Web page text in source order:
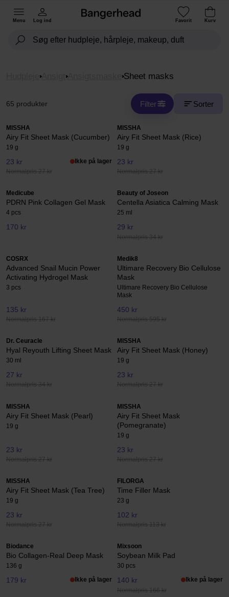
Menu Log ind Favorit Kurv
Ansigt Ansigtsmaske Sheet masks
65 produkter Filter Sorter
MISSHA
Airy Fit Sheet Mask (Cucumber)
19 g
23 kr
Normalpris 27 kr
Ikke på lager
MISSHA
Airy Fit Sheet Mask (Rice)
19 g
23 kr
Normalpris 27 kr
Medicube
PDRN Pink Collagen Gel Mask
4 pcs
170 kr
Beauty of Joseon
Centella Asiatica Calming Mask
25 ml
29 kr
Normalpris 34 kr
COSRX
Advanced Snail Mucin Power
Activating Hydrogel Mask
3 pcs
135 kr
Normalpris 167 kr
Medik8
Ultimare Recovery Bio Cellulose
Mask
Ultimare Recovery Bio Cellulose
Mask
450 kr
Normalpris 595 kr
Dr. Ceuracle
Hyal Reyouth Lifting Sheet Mask
30 ml
27 kr
Normalpris 34 kr
MISSHA
Airy Fit Sheet Mask (Honey)
19 g
23 kr
Normalpris 27 kr
MISSHA
Airy Fit Sheet Mask (Pearl)
19 g
23 kr
Normalpris 27 kr
MISSHA
Airy Fit Sheet Mask
(Pomegranate)
19 g
23 kr
Normalpris 27 kr
MISSHA
Airy Fit Sheet Mask (Tea Tree)
19 g
23 kr
Normalpris 27 kr
FILORGA
Time Filler Mask
23 g
102 kr
Normalpris 113 kr
Biodance
Bio Collagen-Real Deep Mask
136 g
179 kr Ikke på lager
Mixsoon
Soybean Milk Pad
30 pcs
140 kr
Normalpris 166 kr
Ikke på lager